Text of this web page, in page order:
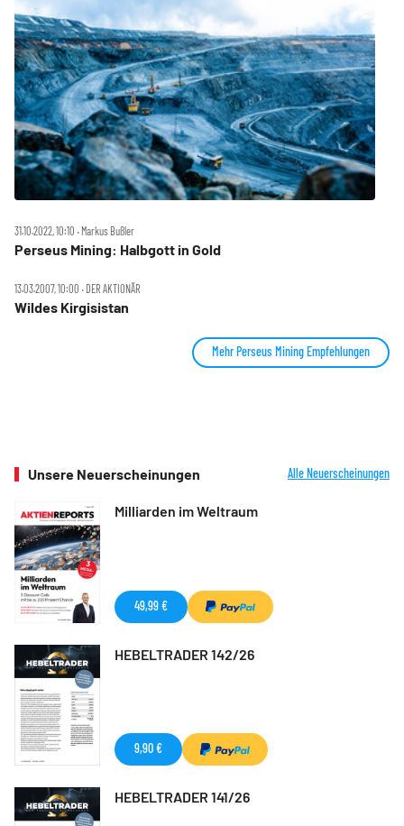
31.10.2022, 10:10 ‧ Markus Bußler
Perseus Mining: Halbgott in Gold
13.03.2007, 10:00 ‧ DER AKTIONÄR
Wildes Kirgisistan
Mehr Perseus Mining Empfehlungen
Unsere Neuerscheinungen Alle Neuerscheinungen
Milliarden im Weltraum
49,99 €
HEBELTRADER 142/26
9,90 €
HEBELTRADER 141/26